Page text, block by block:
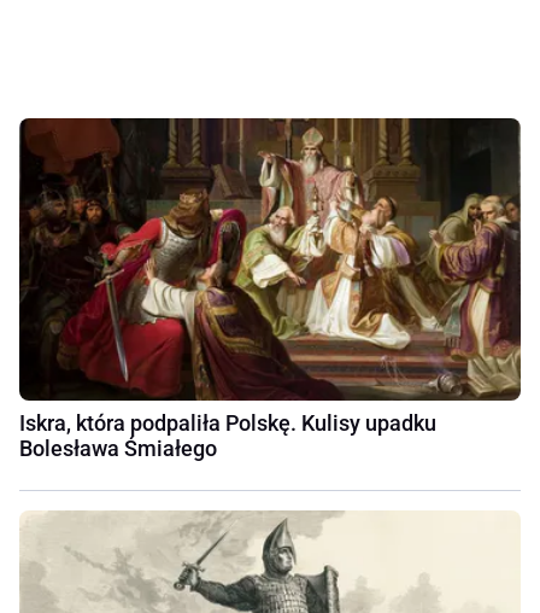
Iskra, która podpaliła Polskę. Kulisy upadku
Bolesława Śmiałego